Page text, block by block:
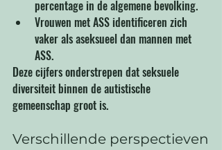
percentage in de algemene bevolking.
Vrouwen met ASS identificeren zich
vaker als aseksueel dan mannen met
ASS.
Deze cijfers onderstrepen dat seksuele
diversiteit binnen de autistische
gemeenschap groot is.
Verschillende perspectieven